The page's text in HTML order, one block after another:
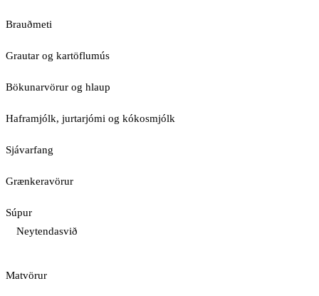
Brauðmeti
Grautar og kartöflumús
Bökunarvörur og hlaup
Haframjólk, jurtarjómi og kókosmjólk
Sjávarfang
Grænkeravörur
Súpur
Neytendasvið
Matvörur